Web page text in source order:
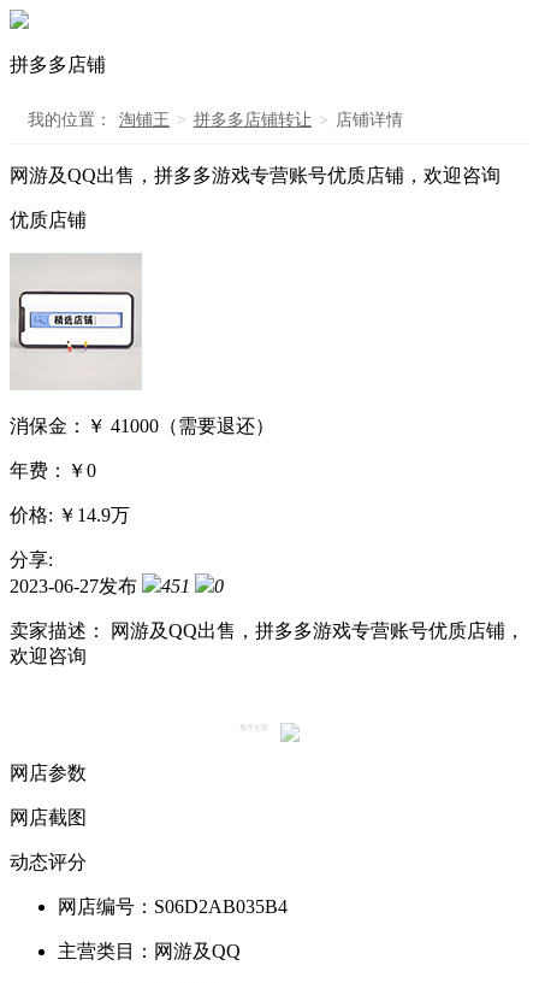
拼多多店铺
我的位置： 淘铺王 > 拼多多店铺转让 > 店铺详情
网游及QQ出售，拼多多游戏专营账号优质店铺，欢迎咨询
优质店铺
消保金： ￥ 41000（需要退还）
年费： ￥0
价格: ￥14.9万
分享:
2023-06-27发布
451 0
卖家描述：
网游及QQ出售，拼多多游戏专营账号优质店铺，
欢迎咨询
展开全部
网店参数
网店截图
动态评分
网店编号：S06D2AB035B4
主营类目： 网游及QQ